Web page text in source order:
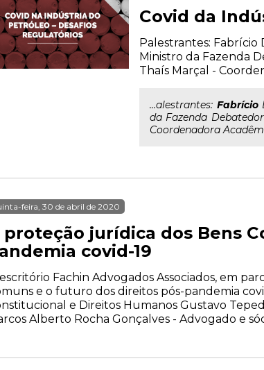
Covid da
Palestrantes: Fabrício
Ministro da Fazenda
Thaís Marçal -
...alestrantes: Fabrício
da Fazenda
Coordenadora
feira, 30 de abril de 2020
proteção jurídica dos Bens
covid-19
Fachin Advogados Associados, em
e o futuro dos direitos pós-pandemia
e Direitos Humanos Gustavo
Alberto Rocha Gonçalves - Advogado e